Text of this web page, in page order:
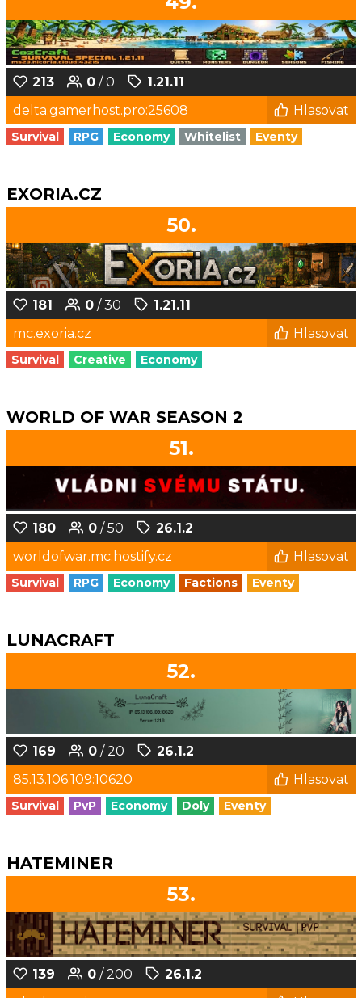
213 0 / 0
1.21.11
delta.gamerhost.pro:25608
Hlasovat
Survival RPG Economy Whitelist Eventy
EXORIA.CZ
50.
181 0 / 30
1.21.11
mc.exoria.cz
Hlasovat
Survival Creative Economy
WORLD OF WAR SEASON 2
51.
180 0 / 50
26.1.2
worldofwar.mc.hostify.cz
Hlasovat
Survival RPG Economy Factions Eventy
LUNACRAFT
52.
169 0 / 20
26.1.2
85.13.106.109:10620
Hlasovat
Survival PvP Economy Doly Eventy
HATEMINER
53.
139 0 / 200
26.1.2